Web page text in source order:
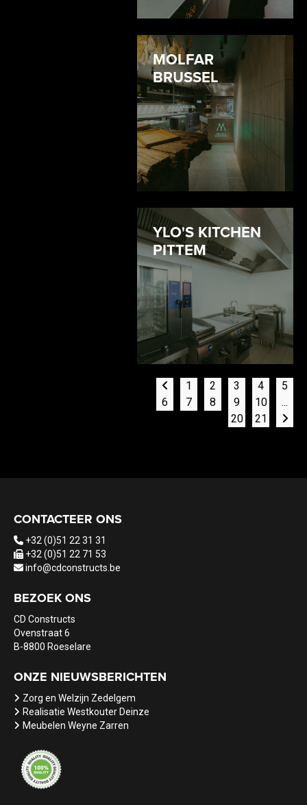
MOLFAR
BRUSSEL
YLO'S KITCHEN
PITTEM
1 2 3 4
5
6
7 8 9 10
...
20
21
CONTACTEER ONS
+32 (0)51 22 31 31
+32 (0)51 22 71 53
info@cdconstructs.be
BEZOEK ONS
CD Constructs
Ovenstraat 6
B-8800 Roeselare
ONZE NIEUWSBERICHTEN
Zorg en Welzijn Zedelgem
Realisatie Westkouter Deinze
Meubelen Weyne Zarren